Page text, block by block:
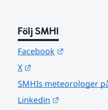
Följ SMHI
Facebook
X
SMHIs meteorologer
Linkedin